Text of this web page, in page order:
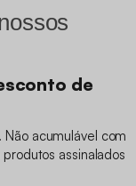
de
acumulável com
assinalados